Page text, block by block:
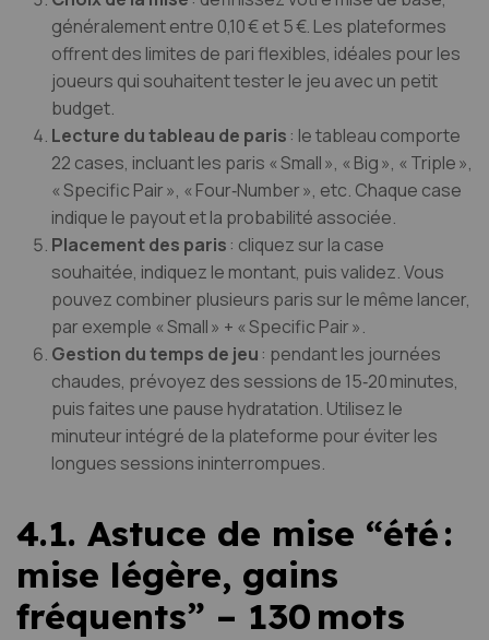
généralement entre 0,10 € et 5 €. Les plateformes
offrent des limites de pari flexibles, idéales pour les
joueurs qui souhaitent tester le jeu avec un petit
budget.
Lecture du tableau de paris : le tableau comporte
22 cases, incluant les paris « Small », « Big », « Triple »,
« Specific Pair », « Four‑Number », etc. Chaque case
indique le payout et la probabilité associée.
Placement des paris : cliquez sur la case
souhaitée, indiquez le montant, puis validez. Vous
pouvez combiner plusieurs paris sur le même lancer,
par exemple « Small » + « Specific Pair ».
Gestion du temps de jeu : pendant les journées
chaudes, prévoyez des sessions de 15‑20 minutes,
puis faites une pause hydratation. Utilisez le
minuteur intégré de la plateforme pour éviter les
longues sessions ininterrompues.
4.1. Astuce de mise “été :
mise légère, gains
fréquents” – 130 mots